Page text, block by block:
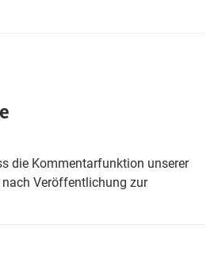
die Kommentarfunktion unserer
Veröffentlichung zur